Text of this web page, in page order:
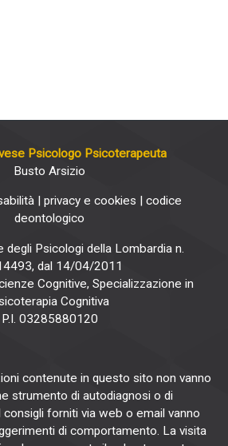
Psicologo Psicoterapeuta
Busto Arsizio
| privacy e cookies | codice
deontologico
degli Psicologi della Lombardia n.
dal 14/04/2011
Cognitive, Specializzazione in
Cognitiva
P.I. 03285880120
contenute in questo sito non vanno
strumento di autodiagnosi o di
forniti via web o email vanno
di comportamento. La visita